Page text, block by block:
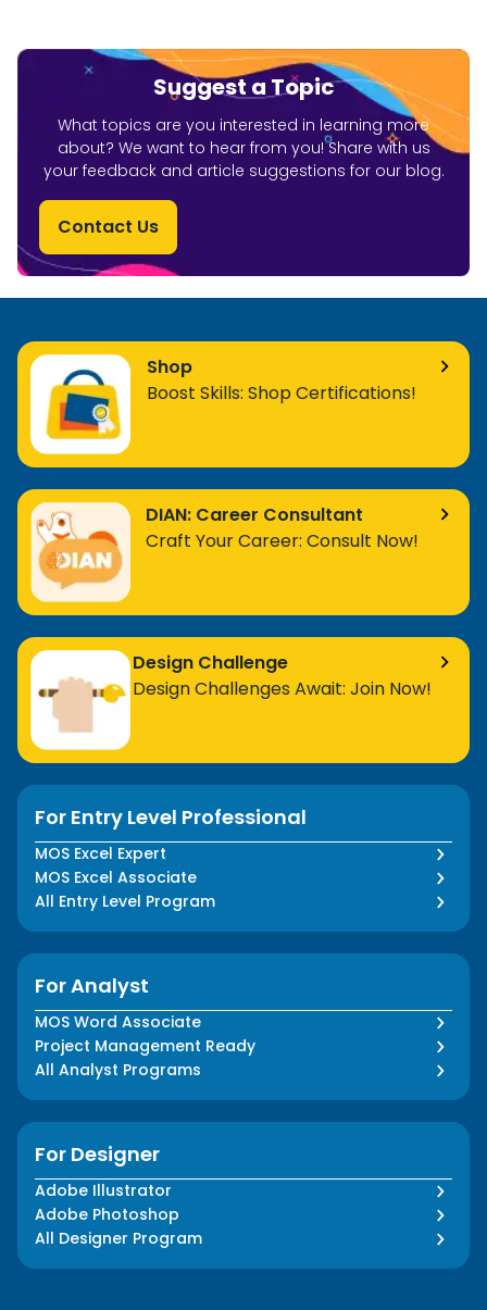
Suggest a Topic
What topics are you interested in learning more
about? We want to hear from you! Share with us
your feedback and article suggestions for our blog.
Contact Us
Shop
Boost Skills: Shop Certifications!
DIAN: Career Consultant
Craft Your Career: Consult Now!
Design Challenge
Design Challenges Await: Join Now!
For Entry Level Professional
MOS Excel Expert
MOS Excel Associate
All Entry Level Program
For Analyst
MOS Word Associate
Project Management Ready
All Analyst Programs
For Designer
Adobe Illustrator
Adobe Photoshop
All Designer Program